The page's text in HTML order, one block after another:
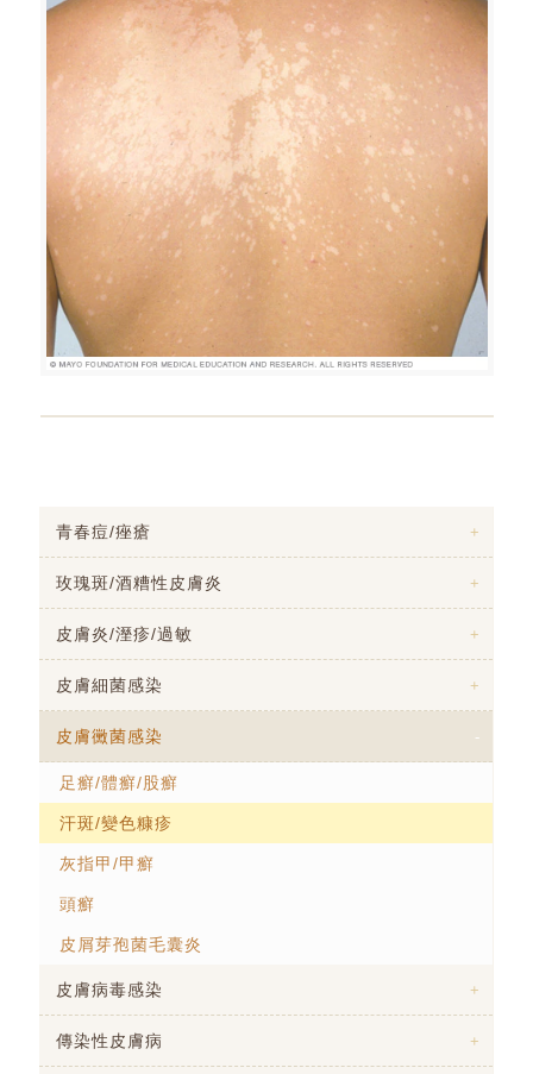
青春痘/痤瘡
玫瑰斑/酒糟性皮膚炎
皮膚炎/溼疹/過敏
皮膚細菌感染
皮膚黴菌感染
足癬/體癬/股癬
汗斑/變色糠疹
灰指甲/甲癬
頭癬
皮屑芽孢菌毛囊炎
皮膚病毒感染
傳染性皮膚病